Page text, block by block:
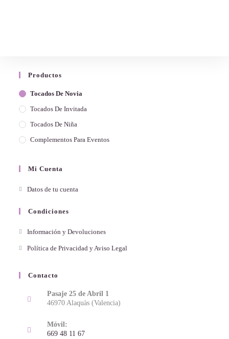
Productos
Tocados De Novia
Tocados De Invitada
Tocados De Niña
Complementos Para Eventos
Mi Cuenta
Datos de tu cuenta
Condiciones
Información y Devoluciones
Política de Privacidad y Aviso Legal
Contacto
Pasaje 25 de Abril 1
46970 Alaquàs (Valencia)
Móvil:
669 48 11 67